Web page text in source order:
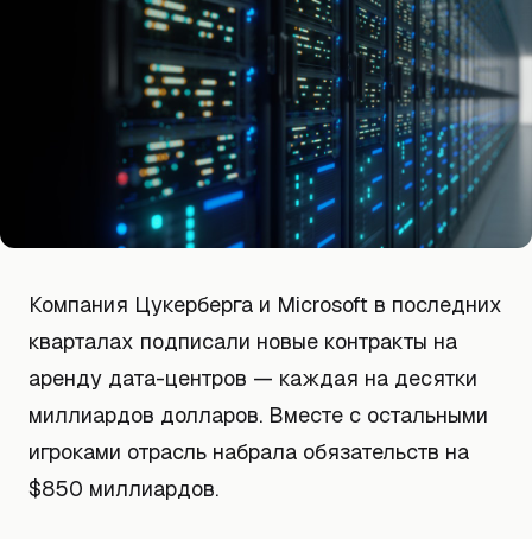
Компания Цукерберга и Microsoft в последних
кварталах подписали новые контракты на
аренду дата-центров — каждая на десятки
миллиардов долларов. Вместе с остальными
игроками отрасль набрала обязательств на
$850 миллиардов.